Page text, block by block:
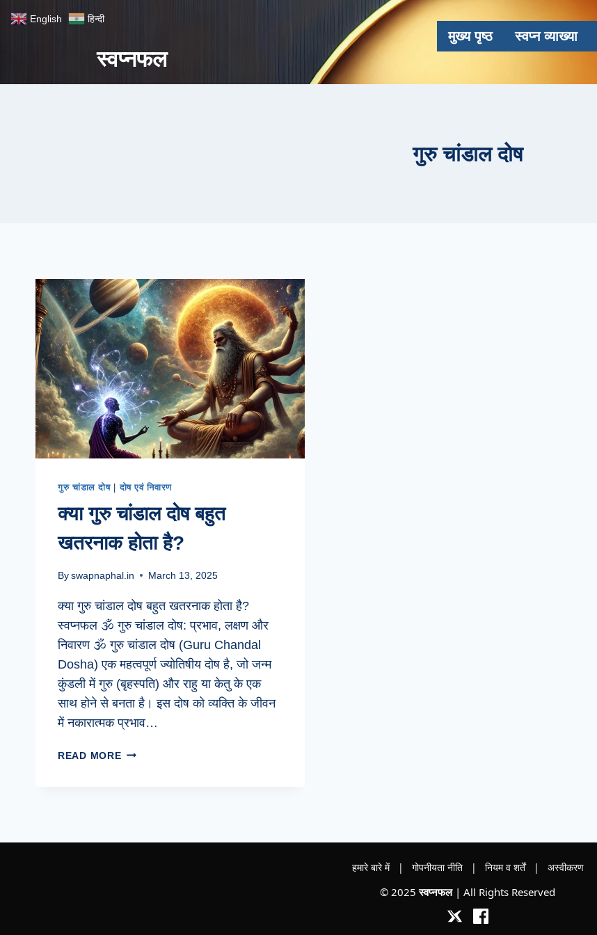
Skip
स्वप्नफल
मुख्य पृष्ठ स्वप्न व्याख्या
गुरु चांडाल दोष
गुरु चांडाल दोष|दोष एवं निवारण
क्या गुरु चांडाल दोष बहुत
खतरनाक होता है?
Byswapnaphal.in March 13, 2025
क्या गुरु चांडाल दोष बहुत खतरनाक होता है?
स्वप्नफल 🕉️ गुरु चांडाल दोष: प्रभाव, लक्षण और
निवारण 🕉️ गुरु चांडाल दोष (Guru Chandal
Dosha) एक महत्वपूर्ण ज्योतिषीय दोष है, जो जन्म
कुंडली में गुरु (बृहस्पति) और राहु या केतु के एक
साथ होने से बनता है। इस दोष को व्यक्ति के जीवन
में नकारात्मक प्रभाव…
READ MORE क्या
हमारे बारे में | गोपनीयता नीति | नियम व शर्तें | अस्वीकरण
© 2025स्वप्नफल| All Rights Reserved
English हिन्दी